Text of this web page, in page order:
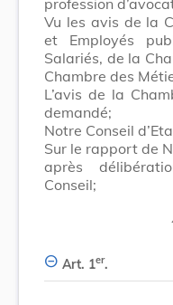
Vu les avis de la
et Employés
Salariés, de la
Chambre des
L’avis de la
demandé;
Notre Conseil
Sur le rapport de
après
Conseil;
Art. 1er.